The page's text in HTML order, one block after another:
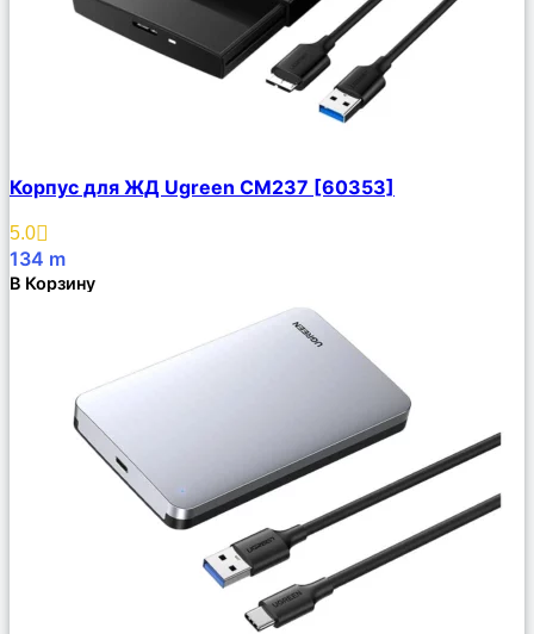
Описание
Избранное
Корпус для ЖД Ugreen CM237 [60353]
5.0
134 m
В Корзину